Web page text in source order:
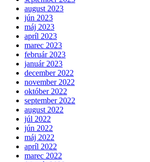
august 2023
jún 2023
máj 2023
apríl 2023
marec 2023
február 2023
január 2023
december 2022
november 2022
október 2022
september 2022
august 2022
júl 2022
jún 2022
máj 2022
apríl 2022
marec 2022